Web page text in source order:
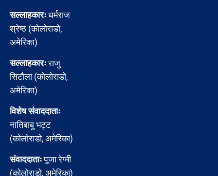
सल्लाहकारःधर्मराज
श्रेष्ठ (कोलोराडो,
अमेरिका)
सल्लाहकारःराजु
सिटौला (कोलोराडो,
अमेरिका)
विशेष संवाददाताः
नातिबाबु भट्ट
(कोलोराडो, अमेरिका)
संवाददाताःपूजा रेग्मी
(कोलोराडो, अमेरिका)